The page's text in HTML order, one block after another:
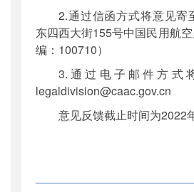
2.通过信函方式将意见寄
东四西大街155号中国民用航
编：100710）
3.通过电子邮件方式
legaldivision@caac.gov.cn
意见反馈截止时间为2022